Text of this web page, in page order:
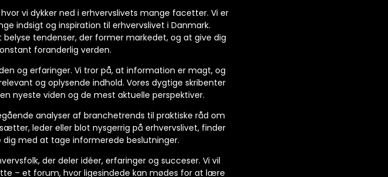
vi dykker ned i erhvervslivets mange facetter. Vi er
indsigt og inspiration til erhvervslivet i Danmark.
tendenser, der former markedet, og at give dig
foranderlig verden.
og erfaringer. Vi tror på, at information er magt, og
og oplysende indhold. Vores dygtige skribenter
nyeste viden og de mest aktuelle perspektiver.
analyser af branchetrends til praktiske råd om
leder eller blot nysgerrig på erhvervslivet, finder
med at tage informerede beslutninger.
der deler idéer, erfaringer og succeser. Vi vil
– et forum, hvor ligesindede kan mødes for at lære